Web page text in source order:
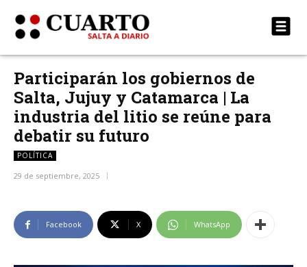
Participarán los gobiernos de
Salta, Jujuy y Catamarca | La
industria del litio se reúne para
debatir su futuro
POLÍTICA
29 de septiembre, 2025
Facebook X WhatsApp